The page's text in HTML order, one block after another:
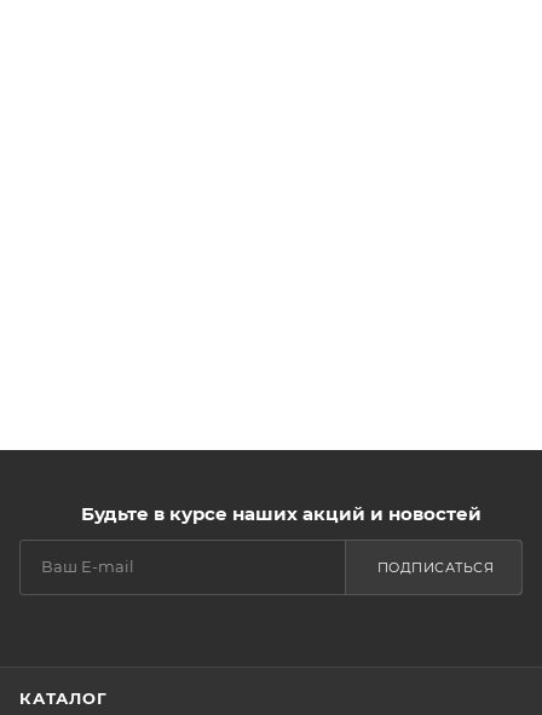
Будьте в курсе наших акций и новостей
ПОДПИСАТЬСЯ
КАТАЛОГ